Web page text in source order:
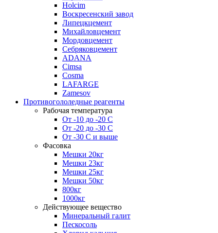
Holcim
Воскресенский завод
Липецкцемент
Михайловцемент
Мордовцемент
Себряковцемент
ADANA
Cimsa
Cosma
LAFARGE
Zamesov
Противогололедные реагенты
Рабочая температура
От -10 до -20 С
От -20 до -30 С
От -30 С и выше
Фасовка
Мешки 20кг
Мешки 23кг
Мешки 25кг
Мешки 50кг
800кг
1000кг
Действующее вещество
Минеральный галит
Пескосоль